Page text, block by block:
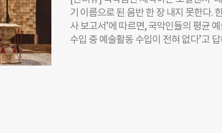
기 이름으로 된 음반 한 장 내지 못한다.
사 보고서’에 따르면, 국악인들의 평균
수입 중 예술활동 수입이 전혀 없다’고